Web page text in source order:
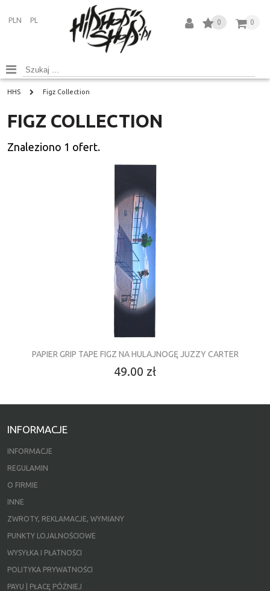
PLN PL 0
0
HHS Figz Collection
FIGZ COLLECTION
Znaleziono 1 ofert.
PAPIER GRIP TAPE FIGZ NA HULAJNOGĘ JUZZY CARTER
49.00 zł
INFORMACJE
INFORMACJE
REGULAMIN
O FIRMIE
INNE
ZWROTY, REKLAMACJE, WYMIANY
PUNKTY LOJALNOŚCIOWE
WYSYŁKA I PŁATNOŚCI
POLITYKA PRYWATNOŚCI
PAYU | PŁACĘ PÓŹNIEJ